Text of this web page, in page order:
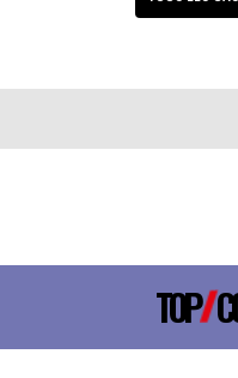
TOP